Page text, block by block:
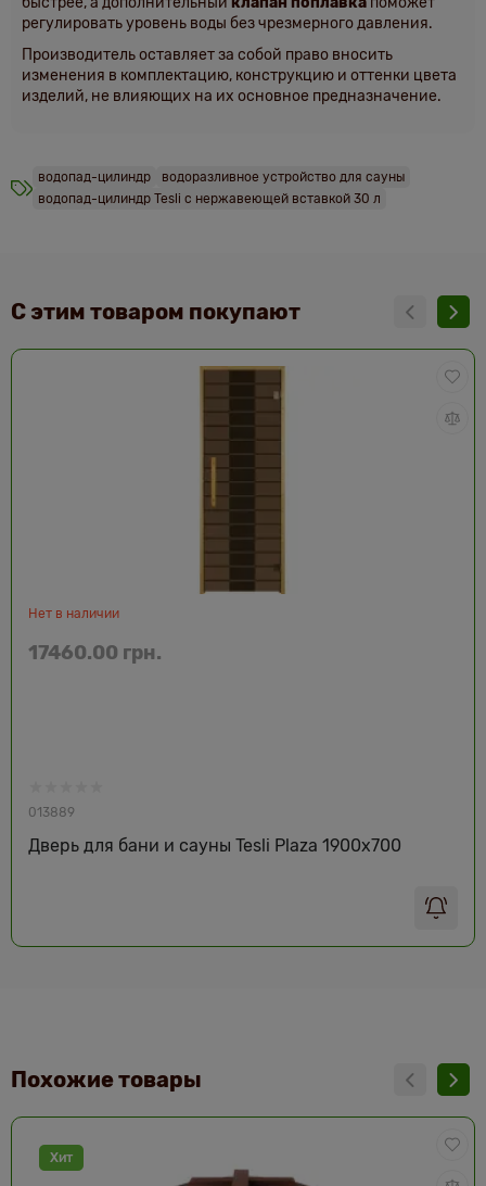
регулировать уровень воды без чрезмерного давления.
Производитель оставляет за собой право вносить
изменения в комплектацию, конструкцию и оттенки цвета
изделий, не влияющих на их основное предназначение.
водопад-цилиндр
водоразливное устройство для сауны
водопад-цилиндр Tesli с нержавеющей вставкой 30 л
С этим товаром покупают
Нет в наличии
013889
Дверь для бани и сауны Tesli Plaza 1900х700
17460.00 грн.
Похожие товары
Хит